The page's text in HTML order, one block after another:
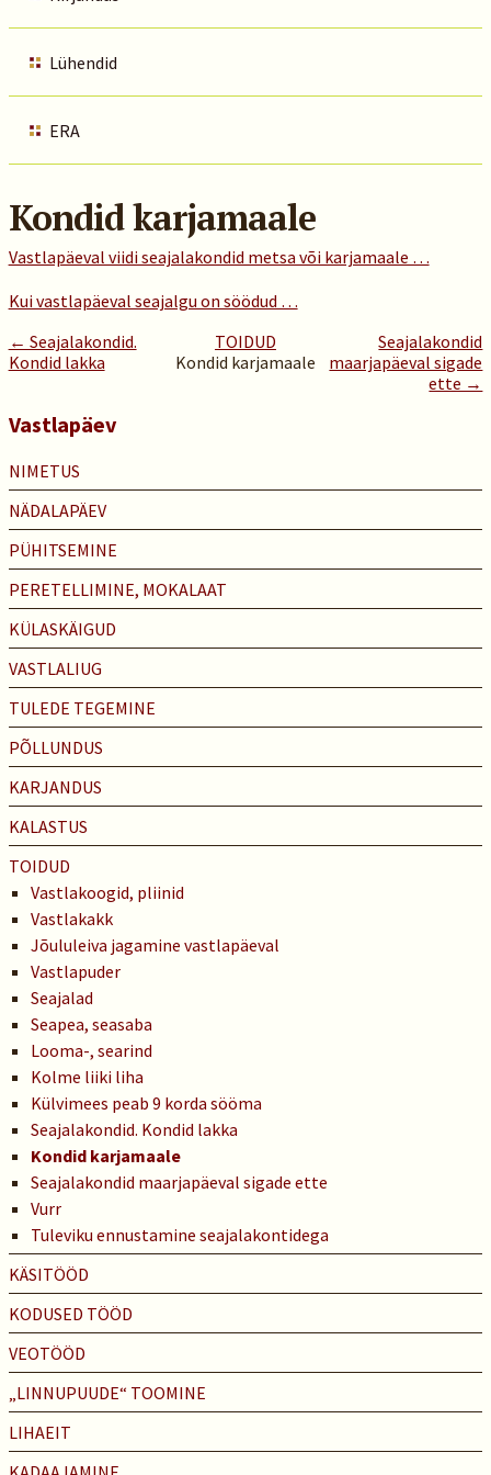
Lühendid
ERA
Kondid karjamaale
Vastlapäeval viidi seajalakondid metsa või karjamaale …
Kui vastlapäeval seajalgu on söödud …
← Seajalakondid.
Kondid lakka
Seajalakondid
maarjapäeval sigade
ette →
TOIDUD
Kondid karjamaale
Vastlapäev
NIMETUS
NÄDALAPÄEV
PÜHITSEMINE
PERETELLIMINE, MOKALAAT
KÜLASKÄIGUD
VASTLALIUG
TULEDE TEGEMINE
PÕLLUNDUS
KARJANDUS
KALASTUS
TOIDUD
Vastlakoogid, pliinid
Vastlakakk
Jõululeiva jagamine vastlapäeval
Vastlapuder
Seajalad
Seapea, seasaba
Looma-, searind
Kolme liiki liha
Külvimees peab 9 korda sööma
Seajalakondid. Kondid lakka
Kondid karjamaale
Seajalakondid maarjapäeval sigade ette
Vurr
Tuleviku ennustamine seajalakontidega
KÄSITÖÖD
KODUSED TÖÖD
VEOTÖÖD
„LINNUPUUDE“ TOOMINE
LIHAEIT